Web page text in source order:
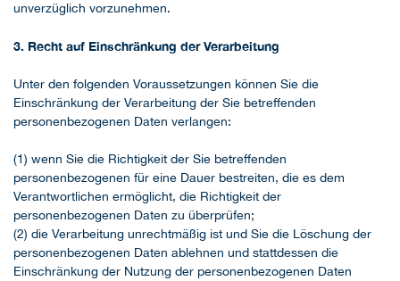
unverzüglich vorzunehmen.
3. Recht auf Einschränkung der Verarbeitung
Unter den folgenden Voraussetzungen können Sie die
Einschränkung der Verarbeitung der Sie betreffenden
personenbezogenen Daten verlangen:
(1) wenn Sie die Richtigkeit der Sie betreffenden
personenbezogenen für eine Dauer bestreiten, die es dem
Verantwortlichen ermöglicht, die Richtigkeit der
personenbezogenen Daten zu überprüfen;
(2) die Verarbeitung unrechtmäßig ist und Sie die Löschung der
personenbezogenen Daten ablehnen und stattdessen die
Einschränkung der Nutzung der personenbezogenen Daten